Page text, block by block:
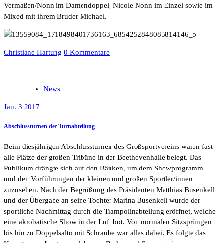
Vermaßen/Nonn im Damendoppel, Nicole Nonn im Einzel sowie im
Mixed mit ihrem Bruder Michael.
Christiane Hartung 0 Kommentare
News
Jan. 3 2017
Abschlussturnen der Turnabteilung
Beim diesjährigen Abschlussturnen des Großsportvereins waren fast
alle Plätze der großen Tribüne in der Beethovenhalle belegt. Das
Publikum drängte sich auf den Bänken, um dem Showprogramm
und den Vorführungen der kleinen und großen Sportler/innen
zuzusehen. Nach der Begrüßung des Präsidenten Matthias Busenkell
und der Übergabe an seine Tochter Marina Busenkell wurde der
sportliche Nachmittag durch die Trampolinabteilung eröffnet, welche
eine akrobatische Show in der Luft bot. Von normalen Sitzsprüngen
bis hin zu Doppelsalto mit Schraube war alles dabei. Es folgte das